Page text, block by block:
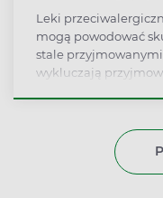
Leki
mogą powodować
stale
wykluczają